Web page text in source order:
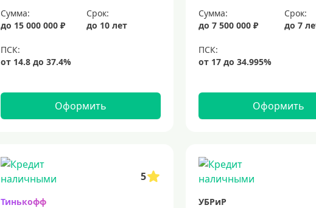
Сумма:
до 15 000 000 ₽
Срок:
до 10 лет
Оформить
Сумма:
до 7 500 000 ₽
Срок:
до 7
Оформить
5
Тинькофф УБРиР